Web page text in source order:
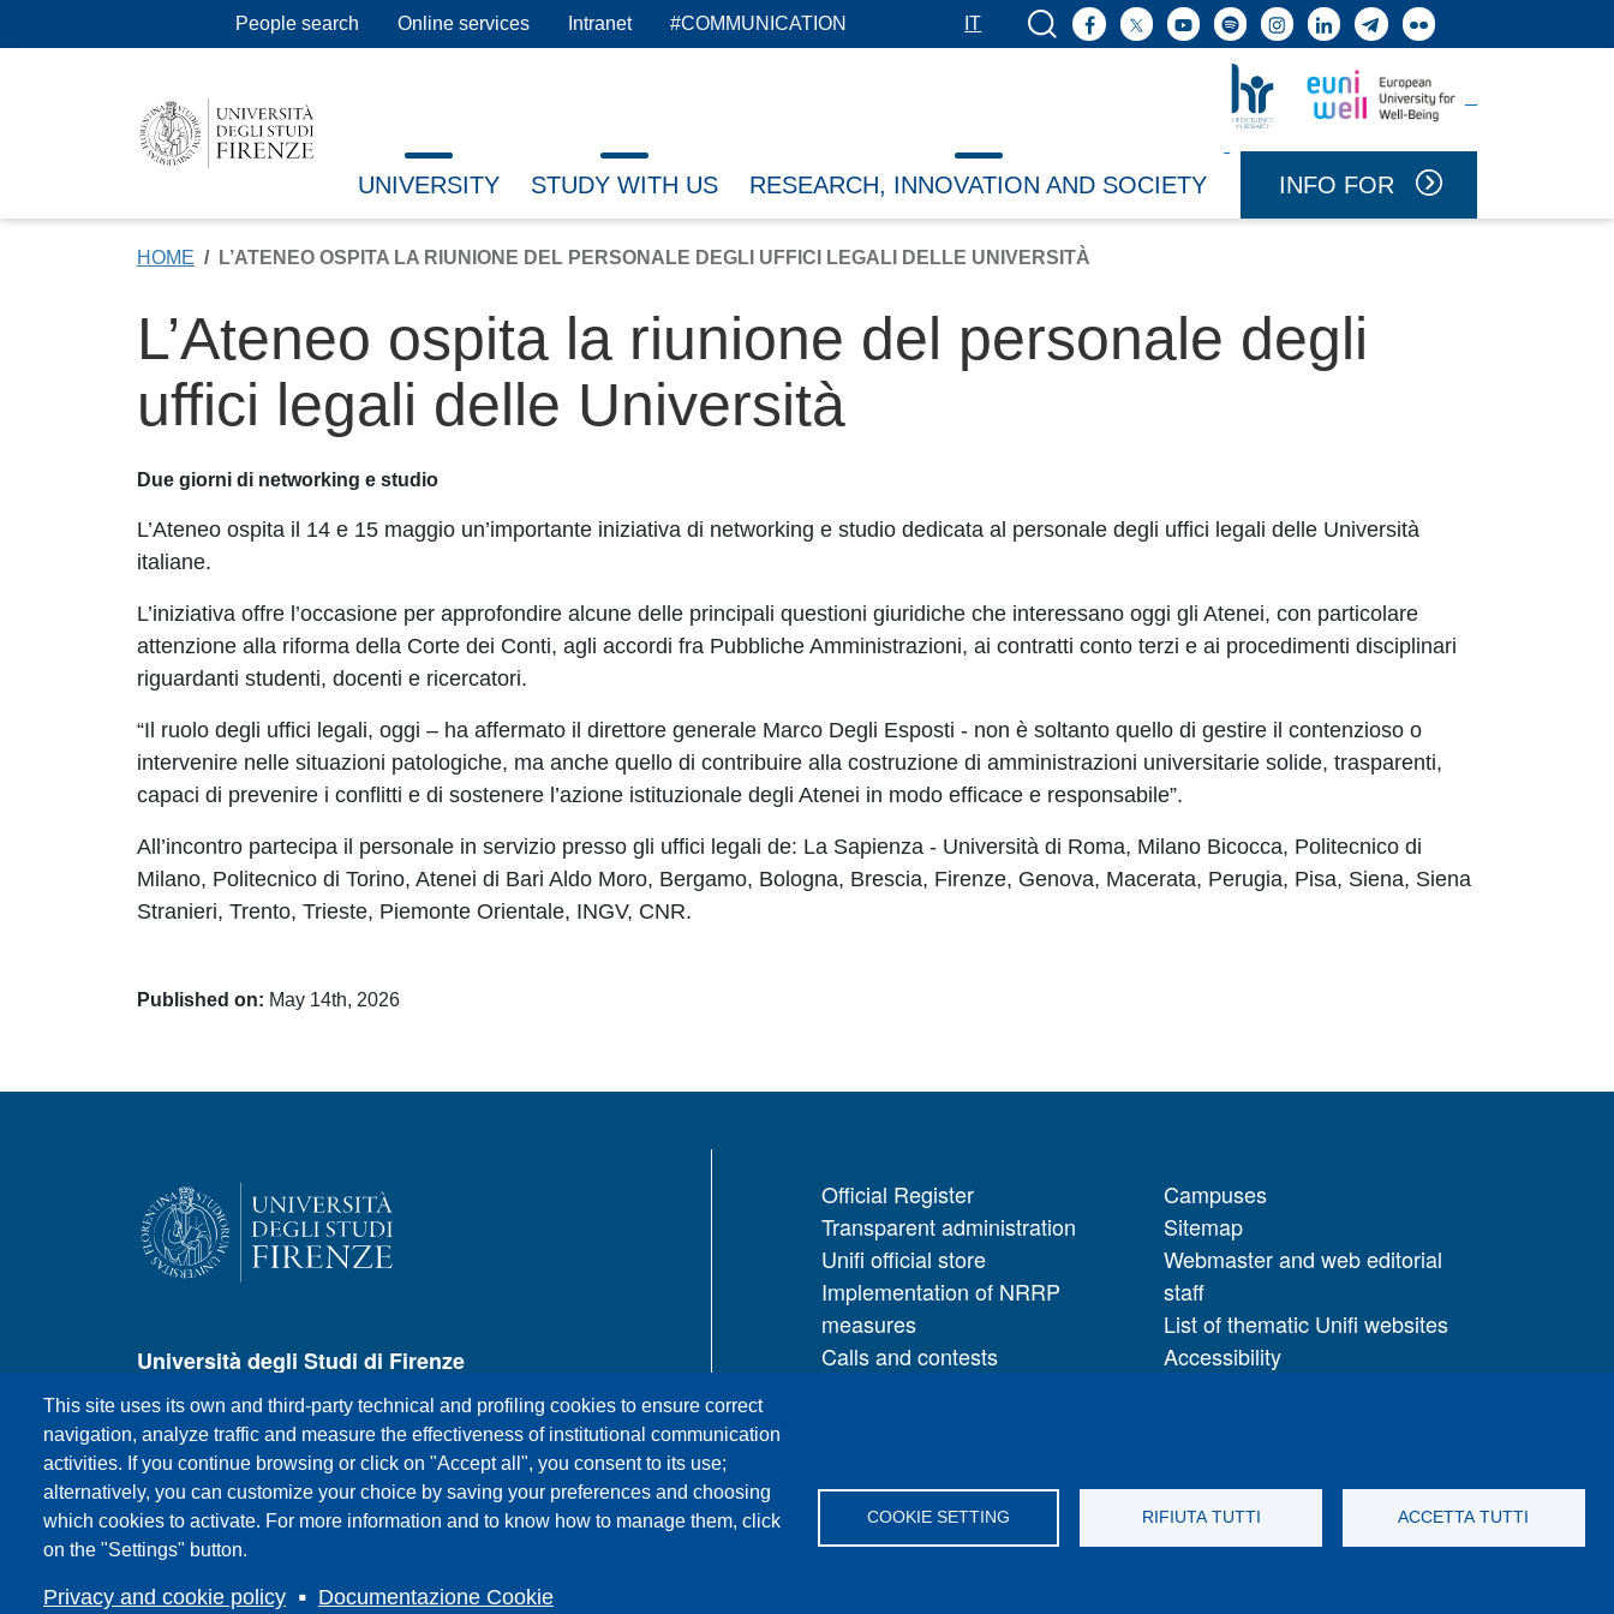
People search Online services Intranet #COMMUNICATION IT Search button
Facebook
X YouTube
SpotifyInstagram
LinkedInTelegram
Flickr
UNIVERSITY STUDY WITH US RESEARCH, INNOVATION AND SOCIETY INFO FOR
HOME L’ATENEO OSPITA LA RIUNIONE DEL PERSONALE DEGLI UFFICI LEGALI DELLE UNIVERSITÀ
L’Ateneo ospita la riunione del personale degli
uffici legali delle Università
Due giorni di networking e studio
L’Ateneo ospita il 14 e 15 maggio un’importante iniziativa di networking e studio dedicata al personale degli uffici legali delle Università
italiane.
L’iniziativa offre l’occasione per approfondire alcune delle principali questioni giuridiche che interessano oggi gli Atenei, con particolare
attenzione alla riforma della Corte dei Conti, agli accordi fra Pubbliche Amministrazioni, ai contratti conto terzi e ai procedimenti disciplinari
riguardanti studenti, docenti e ricercatori.
“Il ruolo degli uffici legali, oggi – ha affermato il direttore generale Marco Degli Esposti - non è soltanto quello di gestire il contenzioso o
intervenire nelle situazioni patologiche, ma anche quello di contribuire alla costruzione di amministrazioni universitarie solide, trasparenti,
capaci di prevenire i conflitti e di sostenere l’azione istituzionale degli Atenei in modo efficace e responsabile”.
All’incontro partecipa il personale in servizio presso gli uffici legali de: La Sapienza - Università di Roma, Milano Bicocca, Politecnico di
Milano, Politecnico di Torino, Atenei di Bari Aldo Moro, Bergamo, Bologna, Brescia, Firenze, Genova, Macerata, Perugia, Pisa, Siena, Siena
Stranieri, Trento, Trieste, Piemonte Orientale, INGV, CNR.
Published on: May 14th, 2026
This site uses its own and third-party technical and profiling cookies to ensure correct
navigation, analyze traffic and measure the effectiveness of institutional communication
activities. If you continue browsing or click on "Accept all", you consent to its use;
alternatively, you can customize your choice by saving your preferences and choosing
which cookies to activate. For more information and to know how to manage them, click
on the "Settings" button.
Privacy and cookie policy Documentazione Cookie
COOKIE SETTING RIFIUTA TUTTI ACCETTA TUTTI
Università degli Studi di Firenze
P.zza S.Marco, 4 - 50121 Firenze
Centralino +39 055 27571
E-mail:urp@unifi.it
Posta certificata:ateneo@pec.unifi.it
P.IVA/Cod.Fis. 01279680480
Official Register
Transparent administration
Unifi official store
Implementation of NRRP
measures
Calls and contests
PRO | Public Relations Office
Campuses
Sitemap
Webmaster and web editorial
staff
List of thematic Unifi websites
Accessibility